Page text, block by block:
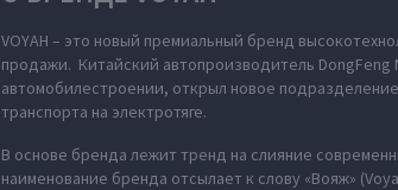
VOYAH – это новый премиальный бренд
продажи. Китайский автопроизводитель
автомобилестроении, открыл новое
транспорта на электротяге.
В основе бренда лежит тренд на слияние
наименование бренда отсылает к слову «Вояж»